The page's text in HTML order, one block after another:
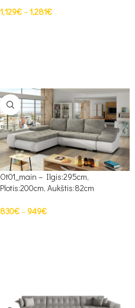
1,129€–1,281€
Ot01_main – Ilgis:295cm,
Plotis:200cm, Aukštis:82cm
830€– 949€